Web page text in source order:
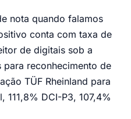
nota quando falamos
conta com taxa de
de digitais sob a
reconhecimento de
TÜF Rheinland para
111,8% DCI-P3, 107,4%